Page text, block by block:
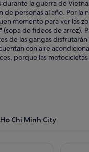
la guerra de
personas al año. Por la
momento para ver las
de fideos de arroz).
de las gangas
con aire
porque las
Chi Minh City